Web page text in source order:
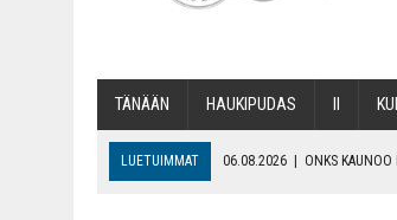
TÄNÄÄN HAU­KI­PU­DAS
LUETUIMMAT 06.08.2026 | ONKS KAU­NOO